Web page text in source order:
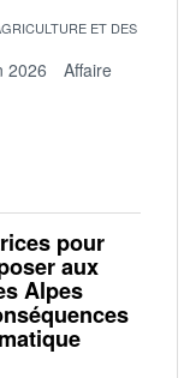
ET DES
2026
Affaire
pour
aux
Alpes